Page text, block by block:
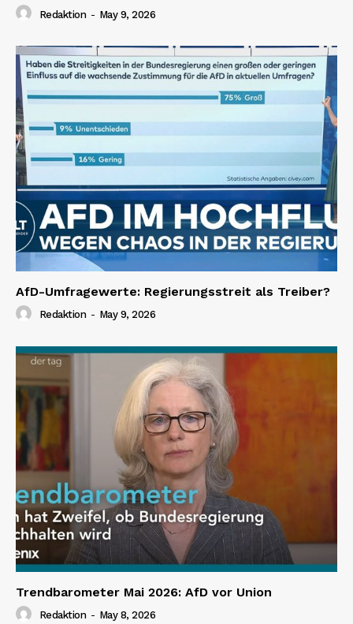
Redaktion - May 9, 2026
AfD-Umfragewerte: Regierungsstreit als Treiber?
Redaktion - May 9, 2026
Trendbarometer Mai 2026: AfD vor Union
Redaktion - May 8, 2026